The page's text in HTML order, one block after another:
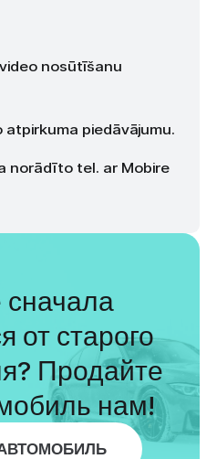
nosūtīšanu
piedāvājumu.
norādīto tel. ar Mobire
сначала
от старого
Продайте
нам!